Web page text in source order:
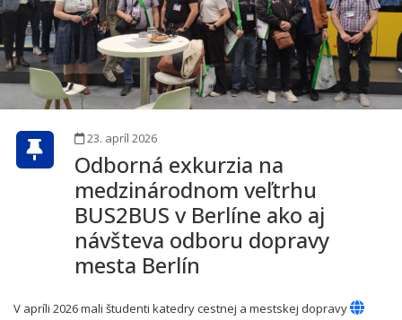
23. apríl 2026
Odborná exkurzia na
medzinárodnom veľtrhu
BUS2BUS v Berlíne ako aj
návšteva odboru dopravy
mesta Berlín
V apríli 2026 mali študenti katedry cestnej a mestskej dopravy